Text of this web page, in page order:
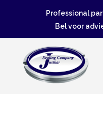
Professional
Bel voor